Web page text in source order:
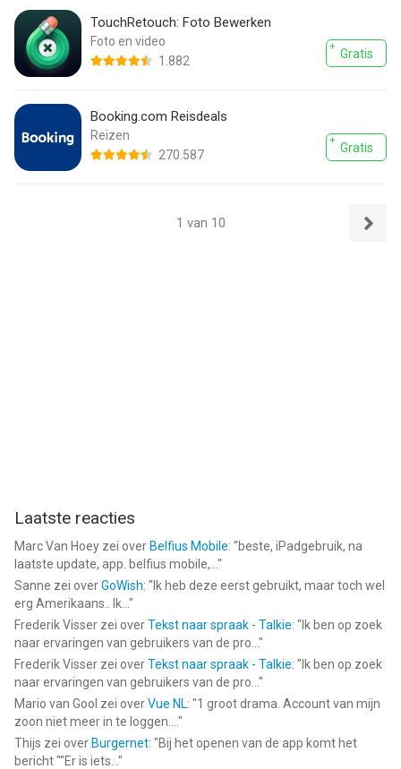
TouchRetouch: Foto Bewerken
1.882
Foto en video
Gratis
Booking.com Reisdeals
270.587
Reizen
Gratis
1 van 10
Laatste reacties
Marc Van Hoey zei over Belfius Mobile: "beste, iPadgebruik, na
laatste update, app. belfius mobile,... "
Sanne zei overGoWish: " Ik heb deze eerst gebruikt, maar toch wel
erg Amerikaans.. Ik... "
Frederik Visser zei overTekst naar spraak - Talkie: " Ik ben op zoek
naar ervaringen van gebruikers van de pro... "
Frederik Visser zei overTekst naar spraak - Talkie: " Ik ben op zoek
naar ervaringen van gebruikers van de pro... "
Mario van Gool zei overVue NL: "1 groot drama. Account van mijn
zoon niet meer in te loggen.... "
Thijs zei over Burgernet: "Bij het openen van de app komt het
bericht ""Er is iets... "